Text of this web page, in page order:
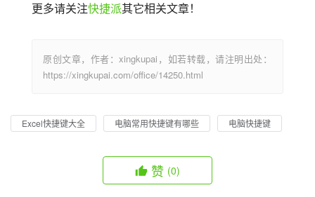
更多请关注快捷派其它相关文章！
原创文章，作者：xingkupai，如若转载，请注明出处：
https://xingkupai.com/office/14250.html
Excel快捷键大全 电脑常用快捷键有哪些 电脑快捷键
赞 (0)